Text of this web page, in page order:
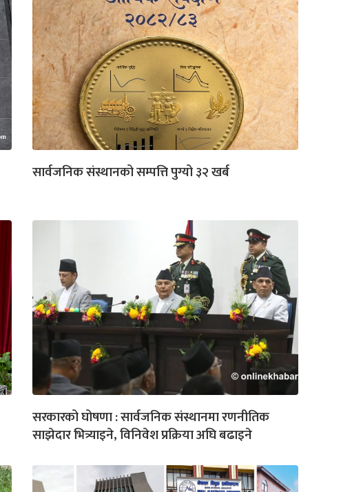
सार्वजनिक संस्थानको सम्पत्ति पुग्यो ३२ खर्ब
सरकारको घोषणा : सार्वजनिक संस्थानमा रणनीतिक
साझेदार भित्र्याइने, विनिवेश प्रक्रिया अघि बढाइने